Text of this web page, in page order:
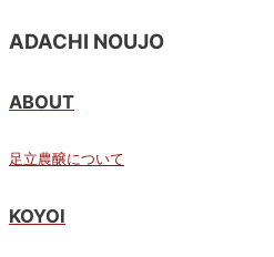
ADACHI NOUJO
ABOUT
足立農醸について
KOYOI